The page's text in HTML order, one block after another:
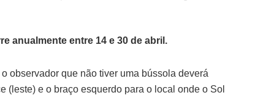
anualmente entre 14 e 30 de abril.
observador que não tiver uma bússola deverá
(leste) e o braço esquerdo para o local onde o Sol